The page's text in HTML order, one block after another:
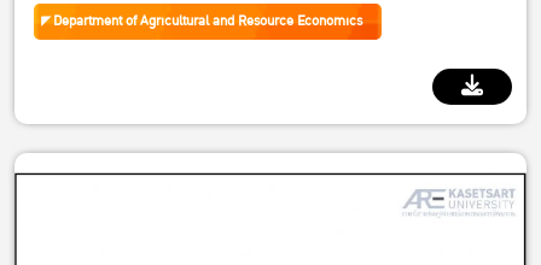
Department of Agricultural and Resource Economics